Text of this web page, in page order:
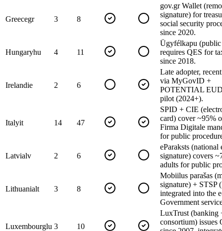
Greecegr 3 8
gov.gr Wallet
signature) for
social security
since 2020.
Hungaryhu 4 11
Ügyfélkapu
requires QES for
since 2018.
Irelandie 2 6
Late adopter,
via MyGovID +
POTENTIAL
pilot (2024+).
Italyit 14 47
SPID + CIE
card) cover ~95%
Firma Digitale
for public
Latvialv 2 6
eParaksts (national
signature) covers
adults for public
Lithuanialt 3 8
Mobiilus parašas
signature) + STSP
integrated into the
Government
Luxembourglu 3 10
LuxTrust (banking
consortium) issues